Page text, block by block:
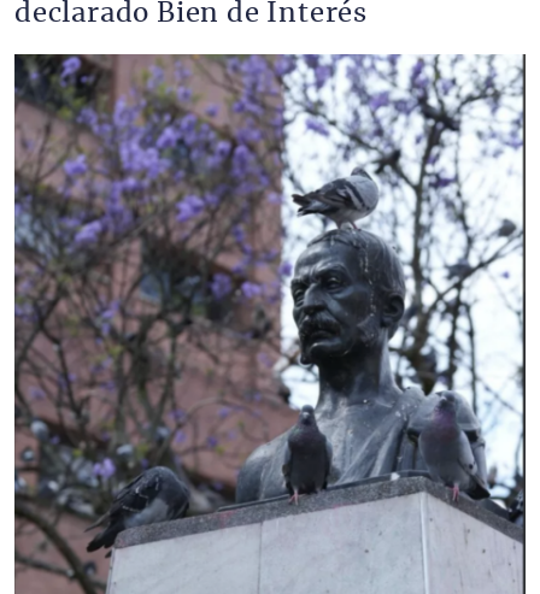
declarado Bien de Interés
Imagen